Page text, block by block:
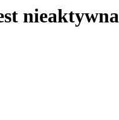
nieaktywna